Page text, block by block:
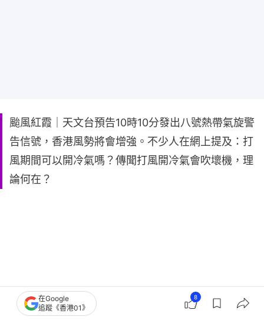
颱風紅霞｜天文台預告10時10分發出八號熱帶氣旋警
告信號，香港風勢將會增強。不少人在網上提及：打
風期間可以開冷氣嗎？傳聞打風開冷氣會吹壞機，理
論何在？
在Google
追蹤《香港01》
8